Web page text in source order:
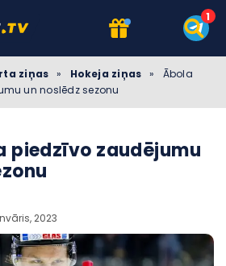
ziņas » Hokeja ziņas »
Ābola
un noslēdz sezonu
piedzīvo zaudējumu
2023